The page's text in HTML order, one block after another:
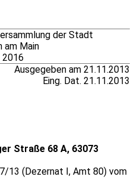
der Stadt
am Main
Ausgegeben am 21.11.2013
Eing. Dat. 21.11.2013
Straße 68 A, 63073
13 (Dezernat I, Amt 80) vom